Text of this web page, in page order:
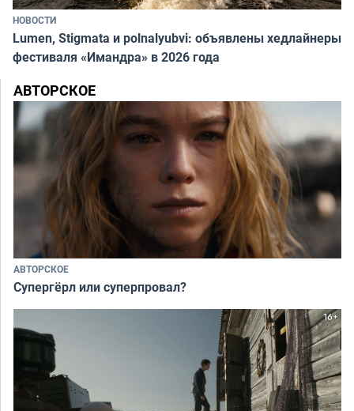
НОВОСТИ
Lumen, Stigmata и polnalyubvi: объявлены хедлайнеры
фестиваля «Имандра» в 2026 года
АВТОРСКОЕ
АВТОРСКОЕ
Супергёрл или суперпровал?